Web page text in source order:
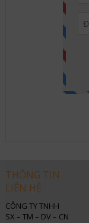
THÔNG TIN
LIÊN HỆ
CÔNG TY TNHH
SX – TM – DV – CN